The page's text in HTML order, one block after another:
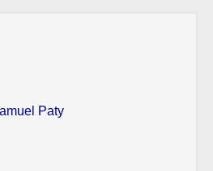
Paty